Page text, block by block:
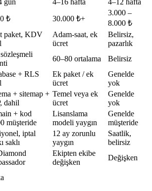
₺ 30.000 ₺+
3.000 –
8.000 ₺
paket, KDV
Adam-saat, ek
ücret
Belirsiz,
pazarlık
60–80 ortalama
Belirsiz
+ RLS
Ek paket / ek
ücret
Genelde
yok
+ sitemap +
dahil
Temel veya ek
ücret
Genelde
yok
+ kod
müşteride
Lisanslama
modeli yaygın
Genelde
müşteride
iptal
saklı
12 ay zorunlu
yaygın
Saatlik,
belirsiz
Ekipten ekibe
değişken
Değişken